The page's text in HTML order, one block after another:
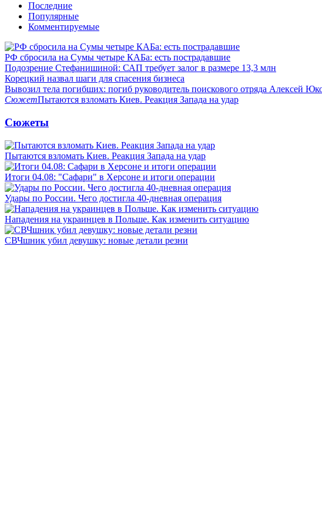
Последние
Популярные
Комментируемые
РФ сбросила на Сумы четыре КАБа: есть пострадавшие
Подозрение Стефанишиной: САП требует залог в размере 13,3 млн
Корецкий назвал шаги для спасения бизнеса
Вывозил тела погибших: погиб руководитель поискового отряда Алексей
СюжетПытаются взломать Киев. Реакция Запада на удар
Сюжеты
Пытаются взломать Киев. Реакция Запада на удар
Итоги 04.08: "Сафари" в Херсоне и итоги операции
Удары по России. Чего достигла 40-дневная операция
Нападения на украинцев в Польше. Как изменить ситуацию
СВЧшник убил девушку: новые детали резни